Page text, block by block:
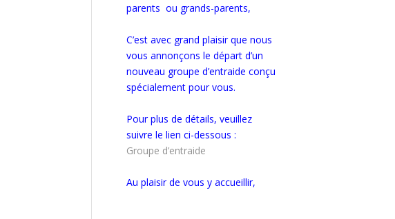
parents ou grands-parents,
C’est avec grand plaisir que nous
vous annonçons le départ d’un
nouveau groupe d’entraide conçu
spécialement pour vous.
Pour plus de détails, veuillez
suivre le lien ci-dessous :
Groupe d’entraide
Au plaisir de vous y accueillir,